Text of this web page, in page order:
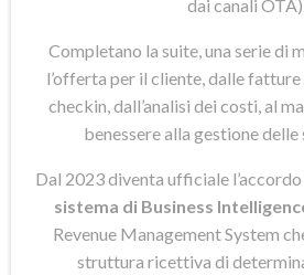
dai canali OTA).
Completano la suite, una serie di
l’offerta per il cliente, dalle
checkin, dall’analisi dei costi, al
benessere alla gestione delle
Dal 2023 diventa ufficiale l’accordo
sistema di Business
Revenue Management System
struttura ricettiva di